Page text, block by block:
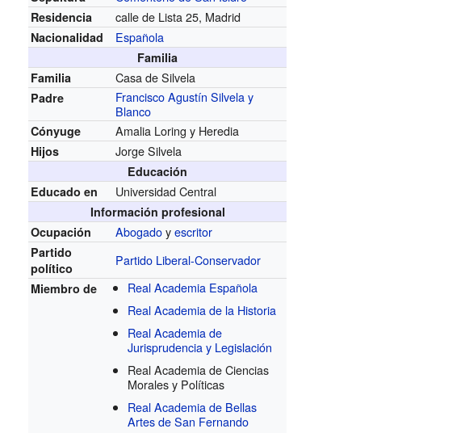
Residencia calle de Lista 25, Madrid
Nacionalidad Española
Familia
Familia
Casa de Silvela
Padre
Francisco Agustín Silvela y
Blanco
Cónyuge Amalia Loring y Heredia
Hijos Jorge Silvela
Educación
Educado en
Universidad Central
Información profesional
Ocupación
Abogadoyescritor
Partido
político
Partido Liberal-Conservador
Miembro de
Real Academia Española
Real Academia de la Historia
Real Academia de
Jurisprudencia y Legislación
Real Academia de Ciencias
Morales y Políticas
Real Academia de Bellas
Artes de San Fernando